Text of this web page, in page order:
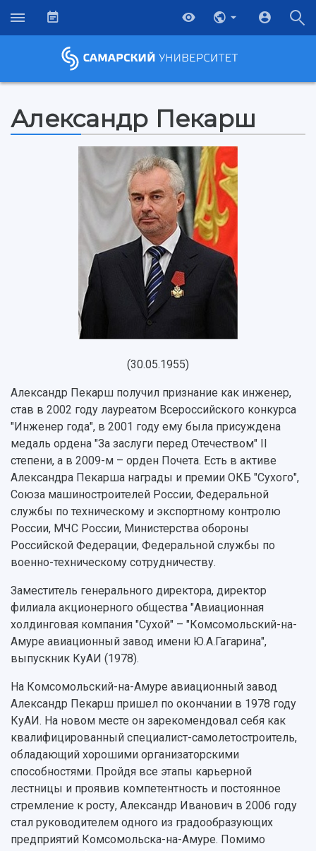
Об университете
Рейтинги
Руководство
Наблюдательный совет
Попечительский совет
Ученый совет
Ректорат
Кадровый резерв
Персоналии
Сотрудники и преподаватели
Заслуженные деятели
Структура университета
Институты и факультеты
Кафедры
Научные подразделения
Отделы и службы
Общественные организации
Институт искусственного интеллекта
Инжиниринговый центр
Аграрный карбоновый полигон
Архив
Фирменный стиль
Устойчивое развитие
Объявления
События
СМИ об университете
Пресс-центр
Газета "Самарский университет"
Мы в соцсетях
Мультимедиа
Подкасты
Просветительский проект "Одержимы
Образование
Почему я выбираю Самарский университет?
Бакалавриат и специалитет
Магистратура
Аспирантура
Формы обучения
Учебные планы
Дополнительное образование
Институты и факультеты
Образовательные программы
Профессорско-преподавательский состав
Расписание занятий
Стипендии
Тестирование иностранных граждан на
знание русского языка, истории России и
Платные образовательные услуги
Скидки на обучение
Подготовительные курсы
Библиотека
Видеолекции
Противодействие COVID-19
Научно-исследовательская деятельность
Основные научные направления
Научные школы и ведущие научные коллективы
Диссертационные советы
Подготовка научных кадров
Конкурс на замещение должностей научных
работников
Научно-технический совет
Научные проекты и темы
Аспирантура и докторантура
Справочные материалы
Научно-исследовательские подразделения
Структурная схема управления научно-
исследовательской деятельностью
Материальная база
Подразделения научного обслуживания
Организационные документы
Результаты научно-исследовательской
деятельности
Научно-технические разработки
Конкурсы научных проектов и грантов
Отчеты о научно-исследовательской
Журналы Самарского университета
Александр Пекарш
(30.05.1955)
Александр Пекарш получил признание как инженер,
став в 2002 году лауреатом Всероссийского конкурса
"Инженер года", в 2001 году ему была присуждена
медаль ордена "За заслуги перед Отечеством" II
степени, а в 2009-м – орден Почета. Есть в активе
Александра Пекарша награды и премии ОКБ "Сухого",
Союза машиностроителей России, Федеральной
службы по техническому и экспортному контролю
России, МЧС России, Министерства обороны
Российской Федерации, Федеральной службы по
военно-техническому сотрудничеству.
Заместитель генерального директора, директор
филиала акционерного общества "Авиационная
холдинговая компания "Сухой" – "Комсомольский-на-
Амуре авиационный завод имени Ю.А.Гагарина",
выпускник КуАИ (1978).
На Комсомольский-на-Амуре авиационный завод
Александр Пекарш пришел по окончании в 1978 году
КуАИ. На новом месте он зарекомендовал себя как
квалифицированный специалист-самолетостроитель,
обладающий хорошими организаторскими
способностями. Пройдя все этапы карьерной
лестницы и проявив компетентность и постоянное
стремление к росту, Александр Иванович в 2006 году
стал руководителем одного из градообразующих
предприятий Комсомольска-на-Амуре. Помимо